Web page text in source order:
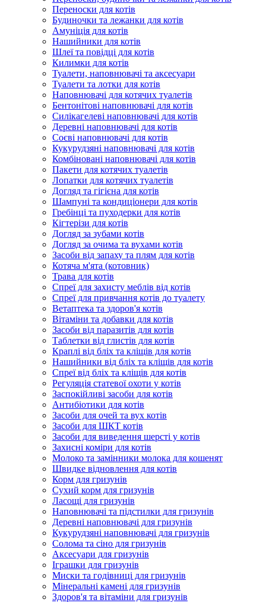
Переноски для котів
Будиночки та лежанки для котів
Амуніція для котів
Нашийники для котів
Шлеї та повідці для котів
Килимки для котів
Туалети, наповнювачі та аксесуари
Туалети та лотки для котів
Наповнювачі для котячих туалетів
Бентонітові наповнювачі для котів
Силікагелеві наповнювачі для котів
Деревні наповнювачі для котів
Соєві наповнювачі для котів
Кукурудзяні наповнювачі для котів
Комбіновані наповнювачі для котів
Пакети для котячих туалетів
Лопатки для котячих туалетів
Догляд та гігієна для котів
Шампуні та кондиціонери для котів
Гребінці та пуходерки для котів
Кігтерізи для котів
Догляд за зубами котів
Догляд за очима та вухами котів
Засоби від запаху та плям для котів
Котяча м'ята (котовник)
Трава для котів
Спреї для захисту меблів від котів
Спреї для привчання котів до туалету
Ветаптека та здоров'я котів
Вітаміни та добавки для котів
Засоби від паразитів для котів
Таблетки від глистів для котів
Краплі від бліх та кліщів для котів
Нашийники від бліх та кліщів для котів
Спреї від бліх та кліщів для котів
Регуляція статевої охоти у котів
Заспокійливі засоби для котів
Антибіотики для котів
Засоби для очей та вух котів
Засоби для ШКТ котів
Засоби для виведення шерсті у котів
Захисні коміри для котів
Молоко та замінники молока для кошенят
Швидке відновлення для котів
Корм для гризунів
Сухий корм для гризунів
Ласощі для гризунів
Наповнювачі та підстилки для гризунів
Деревні наповнювачі для гризунів
Кукурудзяні наповнювачі для гризунів
Солома та сіно для гризунів
Аксесуари для гризунів
Іграшки для гризунів
Миски та годівниці для гризунів
Мінеральні камені для гризунів
Здоров'я та вітаміни для гризунів